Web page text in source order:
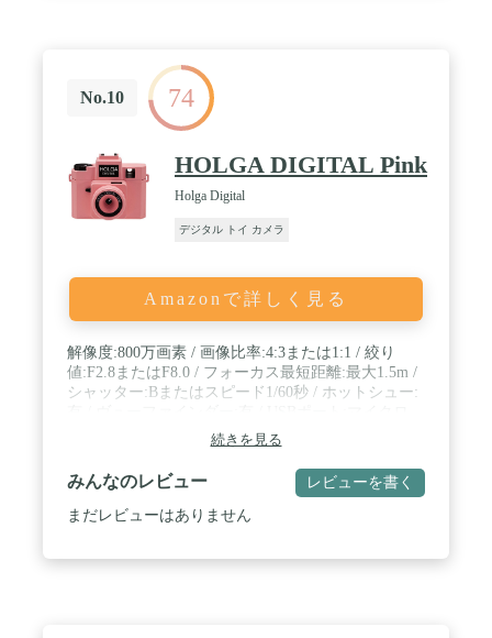
動画撮影、フレームなどの機能も満載】トイカメラ
ですが出来ることはたくさん！インカメラも付いて
いるからスマホのようなセルフィー撮影もOK♪写真
と同じようにボタン一つで音声入りの動画も撮れち
ゃいます。集合写真が撮れるタイマー機能や可愛く
デコれるフレーム撮影など、撮影を楽しめる機能が
たっぷり入っているから飽きずに遊べます。ピント
キッズだけのオリジナルデザインに一新したかわい
いフレームにも注目！さらに、"ゲーム"や"音楽再
データを入れれば音楽モードで再生できます。好き
な曲を流したりゲームを楽しんだり、写真撮影以外
つぶしにもぴったりです◎ゲームに熱中してしまう
のは心配…というユーザー様の声を受けて、新カメ
ラではパスワードロック機能も追加!ゲームなしに
転送】撮影データは付属のUSBコードやメモリーカ
ード（※一部ロットではメモリーカードにキャラク
ター印刷なしとなります。機能は同じです。）を使
ってパソコンなどのデバイスに転送可能。バックア
ップしたデータは大きな画面で楽しんだり、プリン
No.10 74
HOLGA DIGITAL Pink
Holga Digital
デジタル トイ カメラ
Amazonで詳しく見る
解像度:800万画素 / 画像比率:4:3または1:1 / 絞り
値:F2.8またはF8.0 / フォーカス最短距離:最大1.5m /
シャッター:Bまたはスピード1/60秒 / ホットシュー:
USB / USBポート:マイクロUSB
続きを見る
みんなのレビュー レビューを書く
まだレビューはありません